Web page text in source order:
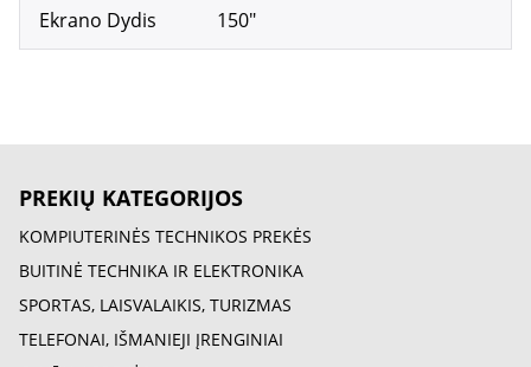
Ekrano Dydis 150"
PREKIŲ KATEGORIJOS
KOMPIUTERINĖS TECHNIKOS PREKĖS
BUITINĖ TECHNIKA IR ELEKTRONIKA
SPORTAS, LAISVALAIKIS, TURIZMAS
TELEFONAI, IŠMANIEJI ĮRENGINIAI